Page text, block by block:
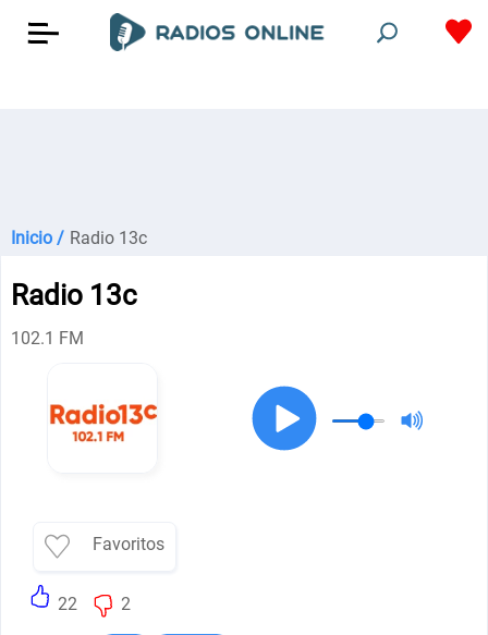
Inicio / Radio 13c
Radio 13c
102.1 FM
Favoritos
22 2